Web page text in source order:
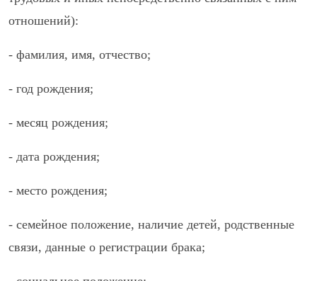
отношений):
- фамилия, имя, отчество;
- год рождения;
- месяц рождения;
- дата рождения;
- место рождения;
- семейное положение, наличие детей, родственные
связи, данные о регистрации брака;